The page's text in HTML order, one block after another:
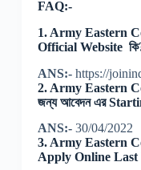
FAQ:-
1. Army Eastern
Official Website
ANS:- https://
2. Army Eastern
জন্য আবেদন এর
ANS:- 30/04/2022
3. Army Eastern
Apply Online Last